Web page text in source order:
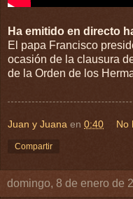
Ha emitido en directo
El papa Francisco
ocasión de la clausura
de la Orden de los
Juan y Juana en 0:40 No
Compartir
domingo, 8 de enero de